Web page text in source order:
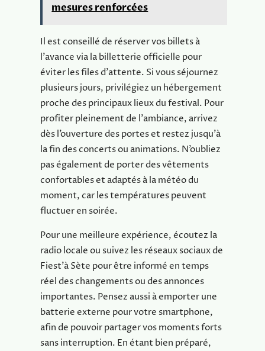
mesures renforcées
Il est conseillé de réserver vos billets à
l’avance via la billetterie officielle pour
éviter les files d’attente. Si vous séjournez
plusieurs jours, privilégiez un hébergement
proche des principaux lieux du festival. Pour
profiter pleinement de l’ambiance, arrivez
dès l’ouverture des portes et restez jusqu’à
la fin des concerts ou animations. N’oubliez
pas également de porter des vêtements
confortables et adaptés à la météo du
moment, car les températures peuvent
fluctuer en soirée.
Pour une meilleure expérience, écoutez la
radio locale ou suivez les réseaux sociaux de
Fiest’à Sète pour être informé en temps
réel des changements ou des annonces
importantes. Pensez aussi à emporter une
batterie externe pour votre smartphone,
afin de pouvoir partager vos moments forts
sans interruption. En étant bien préparé,